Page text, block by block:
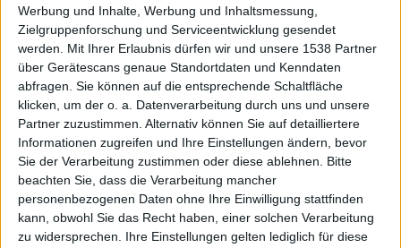
Werbung und Inhalte, Werbung und Inhaltsmessung,
Zielgruppenforschung und Serviceentwicklung gesendet
werden.
Mit Ihrer Erlaubnis dürfen wir und unsere 1538 Partner
über Gerätescans genaue Standortdaten und Kenndaten
abfragen. Sie können auf die entsprechende Schaltfläche
klicken, um der o. a. Datenverarbeitung durch uns und unsere
Partner zuzustimmen. Alternativ können Sie auf detailliertere
Informationen zugreifen und Ihre Einstellungen ändern, bevor
Sie der Verarbeitung zustimmen oder diese ablehnen.
Bitte
beachten Sie, dass die Verarbeitung mancher
personenbezogenen Daten ohne Ihre Einwilligung stattfinden
kann, obwohl Sie das Recht haben, einer solchen Verarbeitung
zu widersprechen. Ihre Einstellungen gelten lediglich für diese
Galerie mit 10 Bildern: Annisokay - Rockharz 2018
Galerie mit 16 Bildern: Annisokay - Rock am Härtsfeldsee 2018